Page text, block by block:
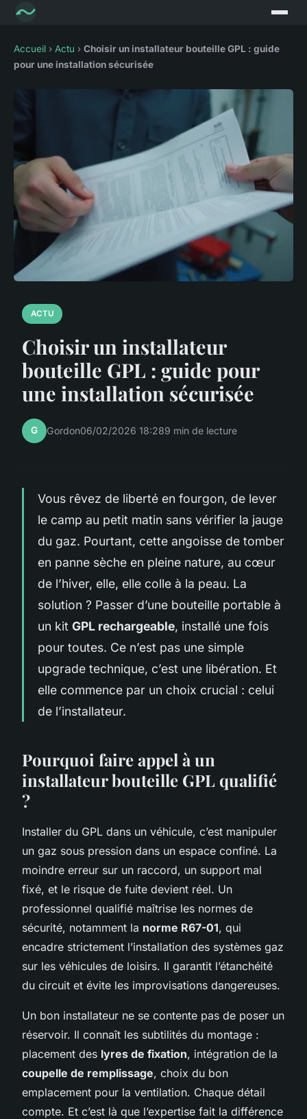
Accueil › Actu › Choisir un installateur bouteille GPL : guide
pour une installation sécurisée
ACTU
Choisir un installateur
bouteille GPL : guide pour
une installation sécurisée
G Gordon06/02/2026 18:289 min de lecture
Vous rêvez de liberté en fourgon, de lever
le camp au petit matin sans vérifier la jauge
du gaz. Pourtant, cette angoisse de tomber
en panne sèche en pleine nature, au cœur
de l’hiver, elle, elle colle à la peau. La
solution ? Passer d’une bouteille portable à
un kit GPL rechargeable, installé une fois
pour toutes. Ce n’est pas une simple
upgrade technique, c’est une libération. Et
elle commence par un choix crucial : celui
de l’installateur.
Pourquoi faire appel à un
installateur bouteille GPL qualifié
?
Installer du GPL dans un véhicule, c’est manipuler
un gaz sous pression dans un espace confiné. La
moindre erreur sur un raccord, un support mal
fixé, et le risque de fuite devient réel. Un
professionnel qualifié maîtrise les normes de
sécurité, notamment la norme R67-01, qui
encadre strictement l’installation des systèmes gaz
sur les véhicules de loisirs. Il garantit l’étanchéité
du circuit et évite les improvisations dangereuses.
Un bon installateur ne se contente pas de poser un
réservoir. Il connaît les subtilités du montage :
placement des lyres de fixation, intégration de la
coupelle de remplissage, choix du bon
emplacement pour la ventilation. Chaque détail
compte. Et c’est là que l’expertise fait la différence